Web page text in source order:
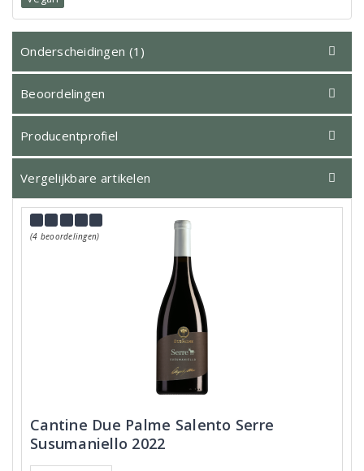
Onderscheidingen (1)
Beoordelingen
Producentprofiel
Vergelijkbare artikelen
(4 beoordelingen)
Cantine Due Palme Salento Serre
Susumaniello 2022